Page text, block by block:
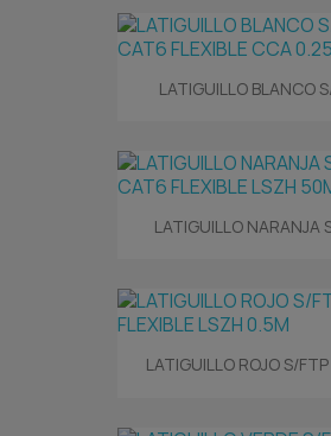
LATIGUILLO BLANCO S/
LATIGUILLO NARANJA
LATIGUILLO ROJO S/